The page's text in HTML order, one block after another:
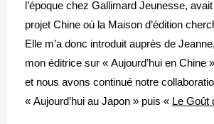
l’époque chez Gallimard Jeunesse, avait
projet Chine où la Maison d’édition
Elle m’a donc introduit auprès de
mon éditrice sur « Aujourd’hui en Chine
et nous avons continué notre
« Aujourd’hui au Japon » puis « Le Goût